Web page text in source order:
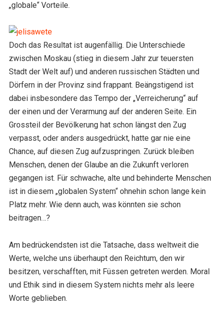
„globale“ Vorteile.
Doch das Resultat ist augenfällig. Die Unterschiede
zwischen Moskau (stieg in diesem Jahr zur teuersten
Stadt der Welt auf) und anderen russischen Städten und
Dörfern in der Provinz sind frappant. Beängstigend ist
dabei insbesondere das Tempo der „Verreicherung“ auf
der einen und der Verarmung auf der anderen Seite. Ein
Grossteil der Bevölkerung hat schon längst den Zug
verpasst, oder anders ausgedrückt, hatte gar nie eine
Chance, auf diesen Zug aufzuspringen. Zurück bleiben
Menschen, denen der Glaube an die Zukunft verloren
gegangen ist. Für schwache, alte und behinderte Menschen
ist in diesem „globalen System“ ohnehin schon lange kein
Platz mehr. Wie denn auch, was könnten sie schon
beitragen…?
Am bedrückendsten ist die Tatsache, dass weltweit die
Werte, welche uns überhaupt den Reichtum, den wir
besitzen, verschafften, mit Füssen getreten werden. Moral
und Ethik sind in diesem System nichts mehr als leere
Worte geblieben.